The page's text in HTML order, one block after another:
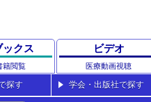
ックス
籍閲覧
ビデオ
医療動画視聴
探す 学会・出版社で探す